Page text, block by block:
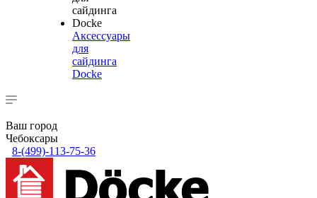
Аксессуары
для
сайдинга
Docke
Ваш город
Чебоксары
8-(499)-113-75-36